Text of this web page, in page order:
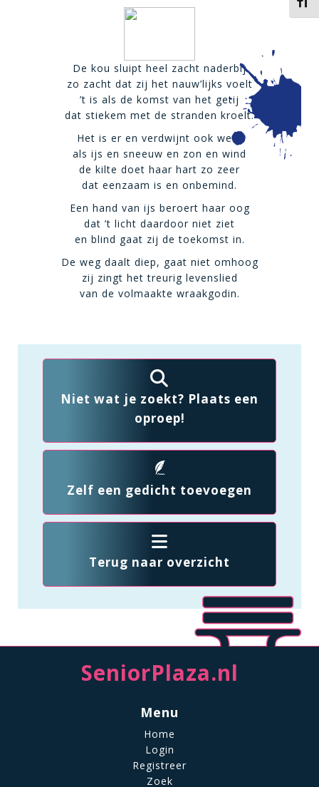
De kou sluipt heel zacht naderbij
zo zacht dat zij het nauw’lijks voelt
’t is als de komst van het getij
dat stiekem met de stranden kroelt.
Het is er en verdwijnt ook weer
als ijs en sneeuw en zon en wind
de kilte doet haar hart zo zeer
dat eenzaam is en onbemind.
Een hand van ijs beroert haar oog
dat ’t licht daardoor niet ziet
en blind gaat zij de toekomst in.
De weg daalt diep, gaat niet omhoog
zij zingt het treurig levenslied
van de volmaakte wraakgodin.
Niet wat je zoekt? Plaats een
oproep!
Zelf een gedicht toevoegen
Terug naar overzicht
SeniorPlaza.nl
Menu
Home
Login
Registreer
Zoek